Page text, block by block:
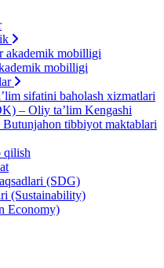
akademik mobilligi
mobilligi
sifatini baholash xizmatlari
– Oliy ta’lim Kengashi
tibbiyot maktablari
qilish
(SDG)
(Sustainability)
Economy)